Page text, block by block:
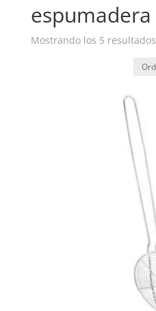
espumadera
Mostrando los 5 resultados